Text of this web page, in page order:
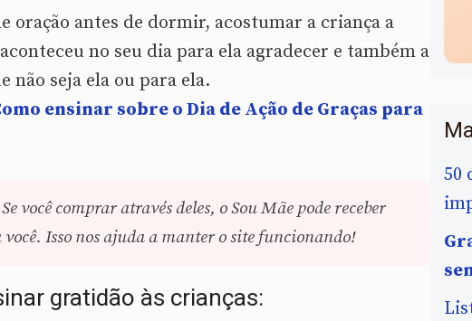
oração antes de dormir, acostumar a criança a
no seu dia para ela agradecer e também a
não seja ela ou para ela.
ensinar sobre o Dia de Ação de Graças para
você comprar através deles, o Sou Mãe pode receber
Isso nos ajuda a manter o site funcionando!
gratidão às crianças:
50